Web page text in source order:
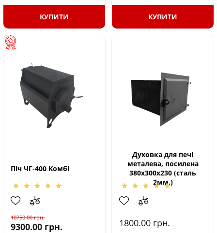
КУПИТИ КУПИТИ
Піч ЧГ-400 Комбі
10750.00грн.
9300.00 грн.
Духовка для печі
металева, посилена
380х300х230 (сталь
2мм.)
1800.00 грн.